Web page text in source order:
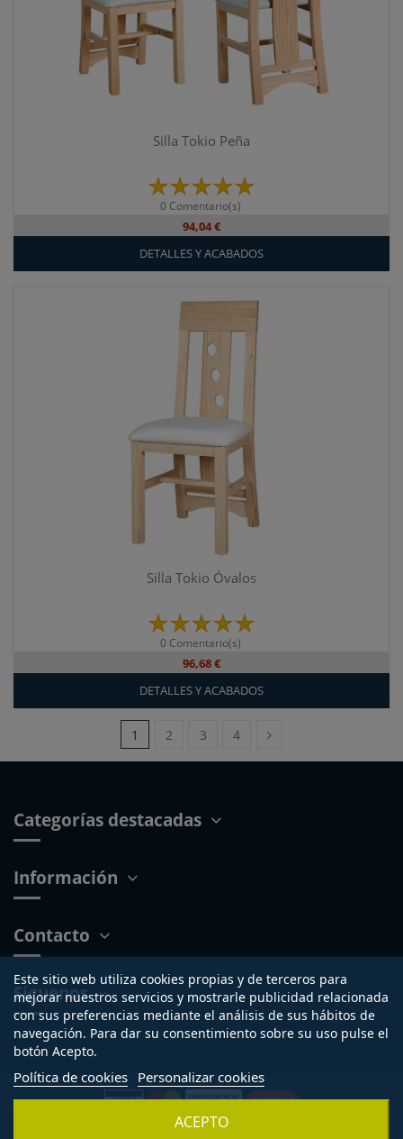
Silla Tokio Peña
0 Comentario(s)
94,04 €
DETALLES Y ACABADOS
Silla Tokio Óvalos
0 Comentario(s)
96,68 €
DETALLES Y ACABADOS
1 2 3 4
Categorías destacadas
Información
Contacto
Este sitio web utiliza cookies propias y de terceros para
mejorar nuestros servicios y mostrarle publicidad relacionada
con sus preferencias mediante el análisis de sus hábitos de
navegación. Para dar su consentimiento sobre su uso pulse el
botón Acepto.
Política de cookies Personalizar cookies
ACEPTO
Síguenos